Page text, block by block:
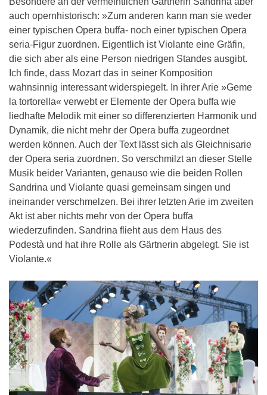
auch opernhistorisch: »Zum anderen kann man sie weder
einer typischen Opera buffa- noch einer typischen Opera
seria-Figur zuordnen. Eigentlich ist Violante eine Gräfin,
die sich aber als eine Person niedrigen Standes ausgibt.
Ich finde, dass Mozart das in seiner Komposition
wahnsinnig interessant widerspiegelt. In ihrer Arie »Geme
la tortorella« verwebt er Elemente der Opera buffa wie
liedhafte Melodik mit einer so differenzierten Harmonik und
Dynamik, die nicht mehr der Opera buffa zugeordnet
werden können. Auch der Text lässt sich als Gleichnisarie
der Opera seria zuordnen. So verschmilzt an dieser Stelle
Musik beider Varianten, genauso wie die beiden Rollen
Sandrina und Violante quasi gemeinsam singen und
ineinander verschmelzen. Bei ihrer letzten Arie im zweiten
Akt ist aber nichts mehr von der Opera buffa
wiederzufinden. Sandrina flieht aus dem Haus des
Podestà und hat ihre Rolle als Gärtnerin abgelegt. Sie ist
Violante.«